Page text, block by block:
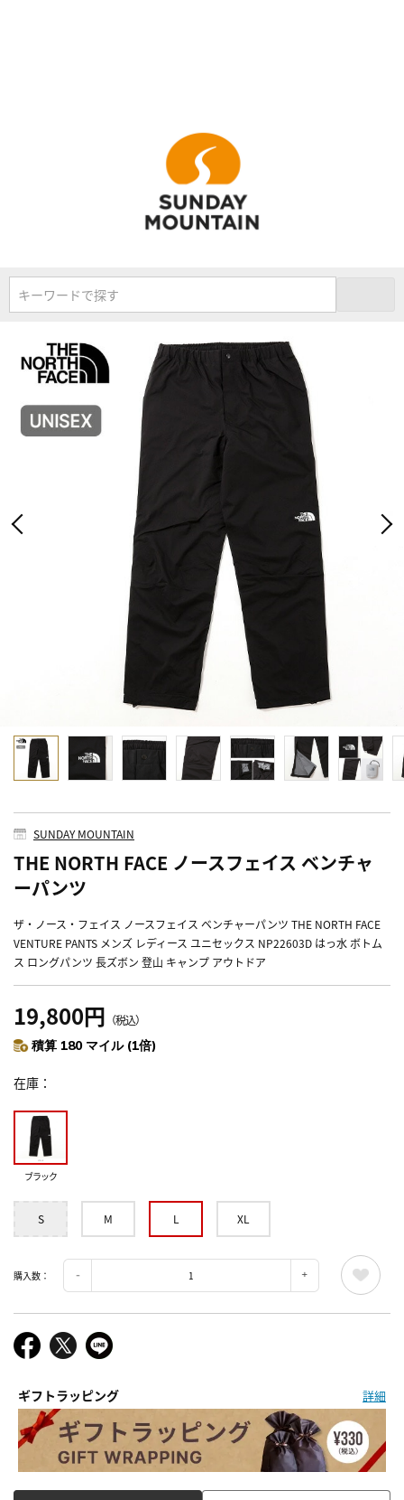
キーワードで探す
SUNDAY MOUNTAIN
THE NORTH FACE ノースフェイス ベンチャ
ーパンツ
ザ・ノース・フェイス ノースフェイス ベンチャーパンツ THE NORTH FACE
VENTURE PANTS メンズ レディース ユニセックス NP22603D はっ水 ボトム
ス ロングパンツ 長ズボン 登山 キャンプ アウトドア
19,800円 （税込）
積算 180 マイル (1倍)
在庫
ブラック
S M L XL
購入数：
ギフトラッピング 詳細